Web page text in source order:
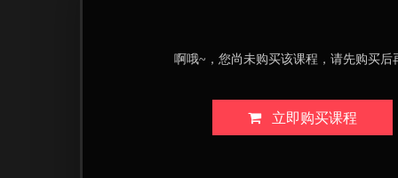
啊哦~，您尚未购买该课程，请先购买后
立即购买课程